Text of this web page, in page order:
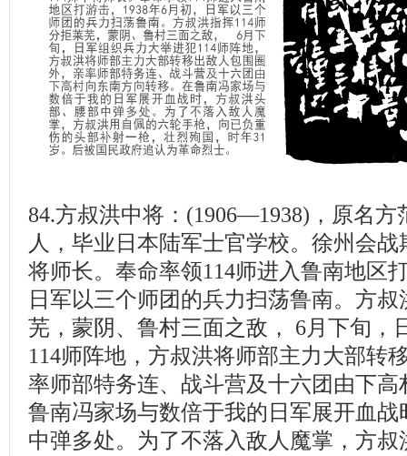
84.方叔洪中将：(1906—1938)，原名
人，毕业日本陆军士官学校。徐州会战
将师长。奉命率领114师进入鲁南地区
日军以三个师团的兵力扫荡鲁南。方叔
芜，蒙阴、鲁村三面之敌， 6月下旬，
114师阵地，方叔洪将师部主力大部转
率师部特务连、战斗营及十六团由下
鲁南冯家场与数倍于我的日军展开血
中弹多处。为了不落入敌人魔掌，方